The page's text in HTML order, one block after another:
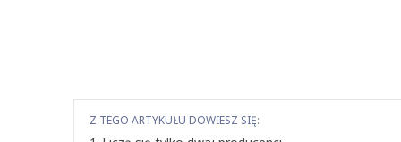
Z TEGO ARTYKUŁU DOWIESZ SIĘ: